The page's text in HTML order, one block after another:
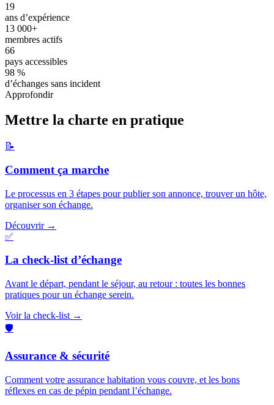
19
ans d’expérience
13 000+
membres actifs
66
pays accessibles
98 %
d’échanges sans incident
Approfondir
Mettre la charte en pratique
📝
Comment ça marche
Le processus en 3 étapes pour publier son annonce, trouver un hôte,
organiser son échange.
Découvrir →
✅
La check-list d’échange
Avant le départ, pendant le séjour, au retour : toutes les bonnes
pratiques pour un échange serein.
Voir la check-list →
🛡️
Assurance & sécurité
Comment votre assurance habitation vous couvre, et les bons
réflexes en cas de pépin pendant l’échange.